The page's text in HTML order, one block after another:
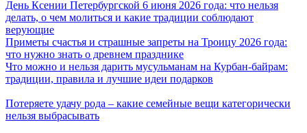
День Ксении Петербургской 6 июня 2026 года: что нельзя
делать, о чем молиться и какие традиции соблюдают
верующие
Приметы счастья и страшные запреты на Троицу 2026 года:
что нужно знать о древнем празднике
Что можно и нельзя дарить мусульманам на Курбан-байрам:
традиции, правила и лучшие идеи подарков
Потеряете удачу рода – какие семейные вещи категорически
нельзя выбрасывать